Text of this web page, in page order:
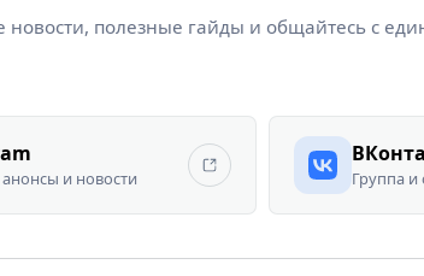
новости, полезные гайды и общайтесь с
и новости Группа и